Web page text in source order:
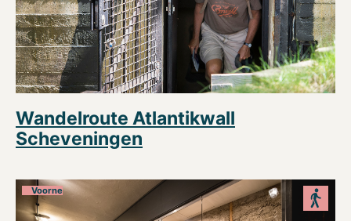
Wandelroute Atlantikwall
Scheveningen
Voorne